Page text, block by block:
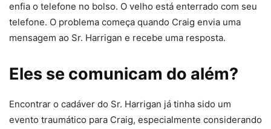
enfia o telefone no bolso. O velho está enterrado com seu
telefone. O problema começa quando Craig envia uma
mensagem ao Sr. Harrigan e recebe uma resposta.
Eles se comunicam do além?
Encontrar o cadáver do Sr. Harrigan já tinha sido um
evento traumático para Craig, especialmente considerando